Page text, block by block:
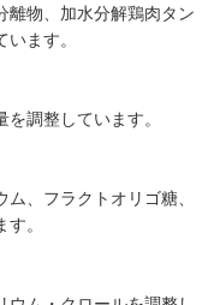
離物、加水分解鶏肉タン
ます。
調整しています。
、フラクトオリゴ糖、
。